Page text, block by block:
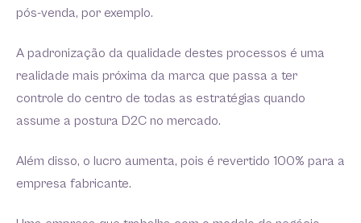
pós-venda, por exemplo.
A padronização da qualidade destes processos é uma
realidade mais próxima da marca que passa a ter
controle do centro de todas as estratégias quando
assume a postura D2C no mercado.
Além disso, o lucro aumenta, pois é revertido 100% para a
empresa fabricante.